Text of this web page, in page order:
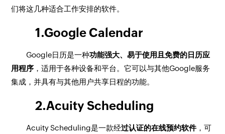
们将这几种适合工作安排的软件。
1.Google Calendar
Google日历是一种功能强大、易于使用且免费的日历应
用程序 ，适用于各种设备和平台。它可以与其他Google服务
集成，并具有与其他用户共享日程的功能。
2.Acuity Scheduling
Acuity Scheduling是一款经过认证的在线预约软件，可